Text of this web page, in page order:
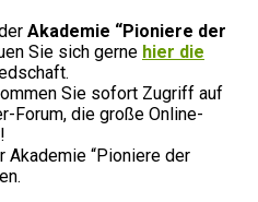
Akademie “Pioniere der
Sie sich gerne hier die
Sie sofort Zugriff auf
Forum, die große Online-
Akademie “Pioniere der